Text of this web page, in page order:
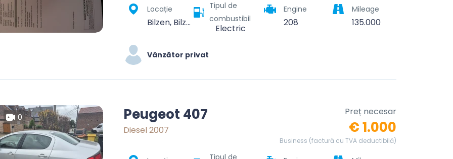
Locație
Bilzen, Bilzen-Hoeselt, Tongeren, Limburg, Flanders, 3740, Belgium
Tipul de
combustibil
Electric
Engine
208
Mileage
135.000
Vânzător privat
0 Peugeot 407
Diesel 2007
Preț necesar
€ 1.000
Business (factură cu TVA deductibilă)
Tipul de